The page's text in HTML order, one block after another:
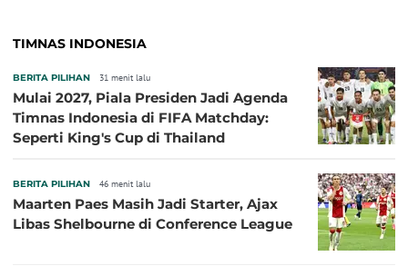
TIMNAS INDONESIA
BERITA PILIHAN 31 menit lalu
Mulai 2027, Piala Presiden Jadi Agenda
Timnas Indonesia di FIFA Matchday:
Seperti King's Cup di Thailand
BERITA PILIHAN 46 menit lalu
Maarten Paes Masih Jadi Starter, Ajax
Libas Shelbourne di Conference League